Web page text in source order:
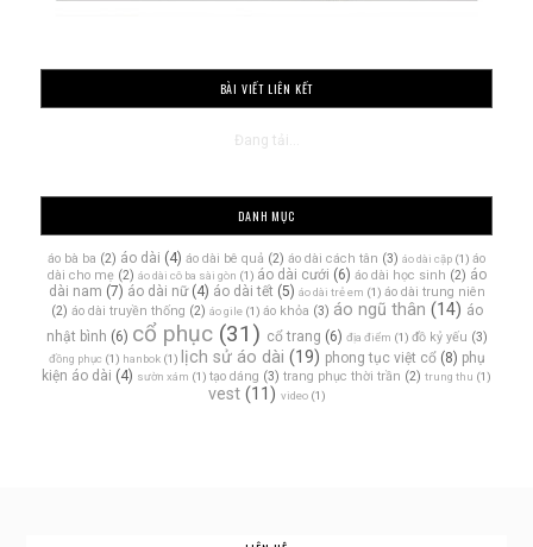
BÀI VIẾT LIÊN KẾT
Đang tải...
DANH MỤC
áo bà ba (2) áo dài (4) áo dài bê quả (2) áo dài cách tân (3) áo dài cặp (1) áo
dài cho mẹ (2) áo dài cô ba sài gòn (1) áo dài cưới (6) áo dài học sinh (2) áo
dài nam (7) áo dài nữ (4) áo dài tết (5) áo dài trẻ em (1) áo dài trung niên
(2) áo dài truyền thống (2) áo gile (1) áo khỏa (3) áo ngũ thân (14) áo
nhật bình (6) cổ phục (31) cổ trang (6) địa điểm (1) đồ kỷ yếu (3)
đồng phục (1) hanbok (1) lịch sử áo dài (19) phong tục việt cổ (8) phụ
kiện áo dài (4) sườn xám (1) tạo dáng (3) trang phục thời trần (2) trung thu (1)
vest (11) video (1)